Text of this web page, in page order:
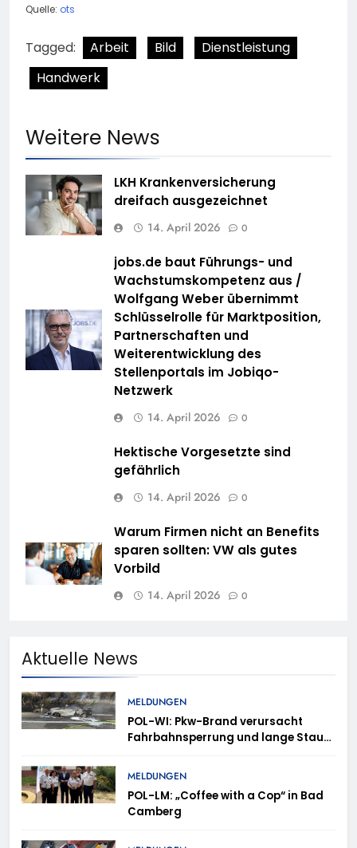
Quelle: ots
Tagged: Arbeit Bild
Dienstleistung
Handwerk
Weitere News
LKH Krankenversicherung
dreifach ausgezeichnet
14. April 2026 0
jobs.de baut Führungs- und
Wachstumskompetenz aus /
Wolfgang Weber übernimmt
Schlüsselrolle für Marktposition,
Partnerschaften und
Weiterentwicklung des
Stellenportals im Jobiqo-
Netzwerk
14. April 2026 0
Hektische Vorgesetzte sind
gefährlich
14. April 2026 0
Warum Firmen nicht an Benefits
sparen sollten: VW als gutes
Vorbild
14. April 2026 0
Aktuelle News
MELDUNGEN
POL-WI: Pkw-Brand verursacht
Fahrbahnsperrung und lange Staus
MELDUNGEN
POL-LM: „Coffee with a Cop“ in Bad
Camberg